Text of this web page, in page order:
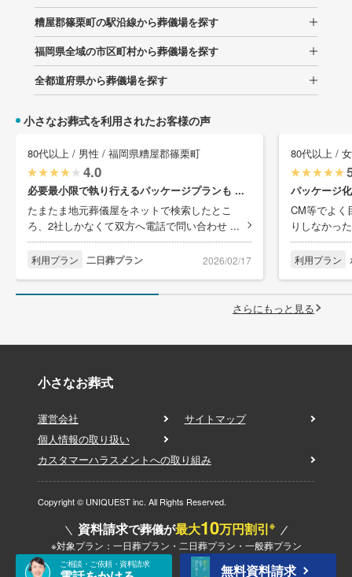
糟屋郡篠栗町の駅沿線から葬儀場を探す
福岡県全域の市区町村から葬儀場を探す
全都道府県から葬儀場を探す
小さなお葬式を利用されたお客様の声
80代以上 / 男性 / 福岡県糟屋郡篠栗町
4.0
必要最小限で執り行えるパッケージプランも ...
たまたま地元葬儀屋をネットで検索したとこ
ろ、2社しかなくて双方へ電話で問い合わせ ...
利用プラン 二日葬プラン 2026/02/17
80代以上 /
パッケージ
CM等でよく
りしなかっ
利用プラン
さらにもっと見る
小さなお葬式
運営会社
サイトマップ
個人情報の取り扱い
カスタマーハラスメントへの取り組み
Copyright © UNIQUEST inc. All Rights Reserved.
資料請求で葬儀が最大10万円割引※
※対象プラン：一日葬プラン・二日葬プラン・一般葬プラン
ご相談・ご依頼・資料請求 無料資料請求